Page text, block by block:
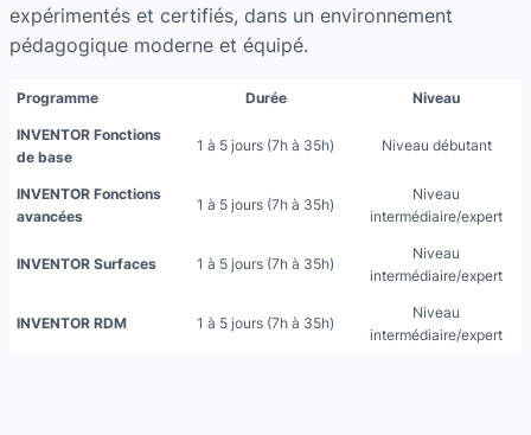
expérimentés et certifiés, dans un environnement
pédagogique moderne et équipé.
Programme Durée Niveau
INVENTOR Fonctions
de base
1 à 5 jours (7h à 35h) Niveau débutant
INVENTOR Fonctions
avancées
1 à 5 jours (7h à 35h)
Niveau
intermédiaire/expert
INVENTOR Surfaces 1 à 5 jours (7h à 35h)
Niveau
intermédiaire/expert
INVENTOR RDM 1 à 5 jours (7h à 35h)
Niveau
intermédiaire/expert